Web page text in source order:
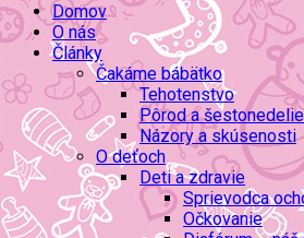
Domov
O nás
Články
Čakáme bábätko
Tehotenstvo
Pôrod a šestonedelie
Názory a skúsenosti
O deťoch
Deti a zdravie
Sprievodca
Očkovanie